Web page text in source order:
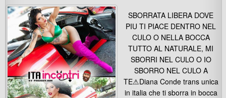
SBORRATA LIBERA DOVE
PIU TI PIACE DENTRO NEL
CULO O NELLA BOCCA
TUTTO AL NATURALE, MI
SBORRI NEL CULO O IO
SBORRO NEL CULO A
TE⚠Diana Conde trans unica
in italia che ti sborra in bocca